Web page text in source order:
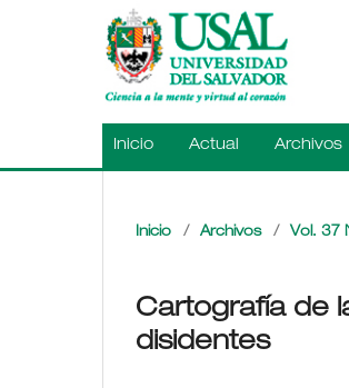
Inicio Actual Archivos
Inicio / Archivos / Vol. 37
Cartografía de
disidentes